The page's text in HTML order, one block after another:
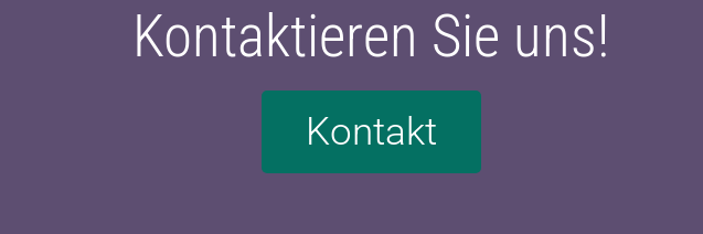
Kontaktieren Sie uns!
Kontakt